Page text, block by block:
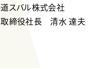
スバル株式会社
締役社長 清水 達夫